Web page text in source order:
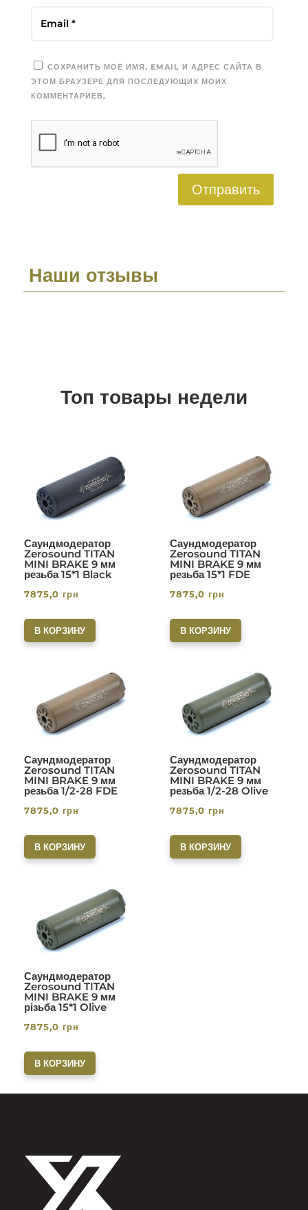
СОХРАНИТЬ МОЁ ИМЯ, EMAIL И АДРЕС САЙТА В
ЭТОМ БРАУЗЕРЕ ДЛЯ ПОСЛЕДУЮЩИХ МОИХ
КОММЕНТАРИЕВ.
Отправить
Наши отзывы
Топ товары недели
Саундмодератор
Zerosound TITAN
MINI BRAKE 9 мм
резьба 15*1 Black
7875,0 грн
В КОРЗИНУ
Саундмодератор
Zerosound TITAN
MINI BRAKE 9 мм
резьба 15*1 FDE
7875,0 грн
В КОРЗИНУ
Саундмодератор
Zerosound TITAN
MINI BRAKE 9 мм
резьба 1/2-28 FDE
7875,0 грн
В КОРЗИНУ
Саундмодератор
Zerosound TITAN
MINI BRAKE 9 мм
резьба 1/2-28 Olive
7875,0 грн
В КОРЗИНУ
Саундмодератор
Zerosound TITAN
MINI BRAKE 9 мм
різьба 15*1 Olive
7875,0 грн
В КОРЗИНУ